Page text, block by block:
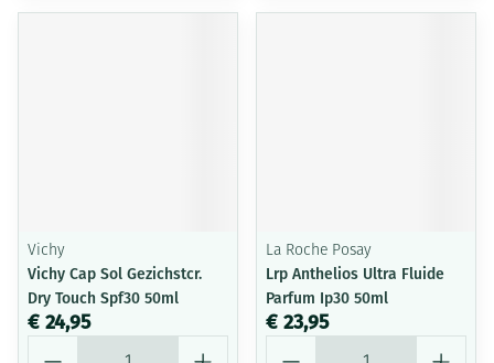
Vichy
Vichy Cap Sol Gezichstcr.
Dry Touch Spf30 50ml
€ 24,95
La Roche Posay
Lrp Anthelios Ultra Fluide
Parfum Ip30 50ml
€ 23,95